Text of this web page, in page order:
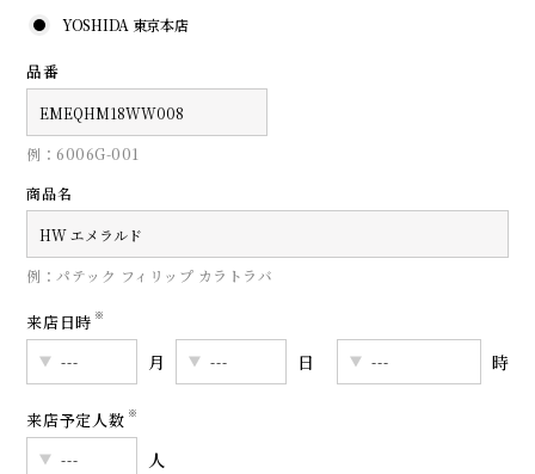
YOSHIDA 東京本店
品番
例：6006G-001
商品名
例：パテック フィリップ カラトラバ
来店日時 ※
月 日 時
来店予定人数 ※
人